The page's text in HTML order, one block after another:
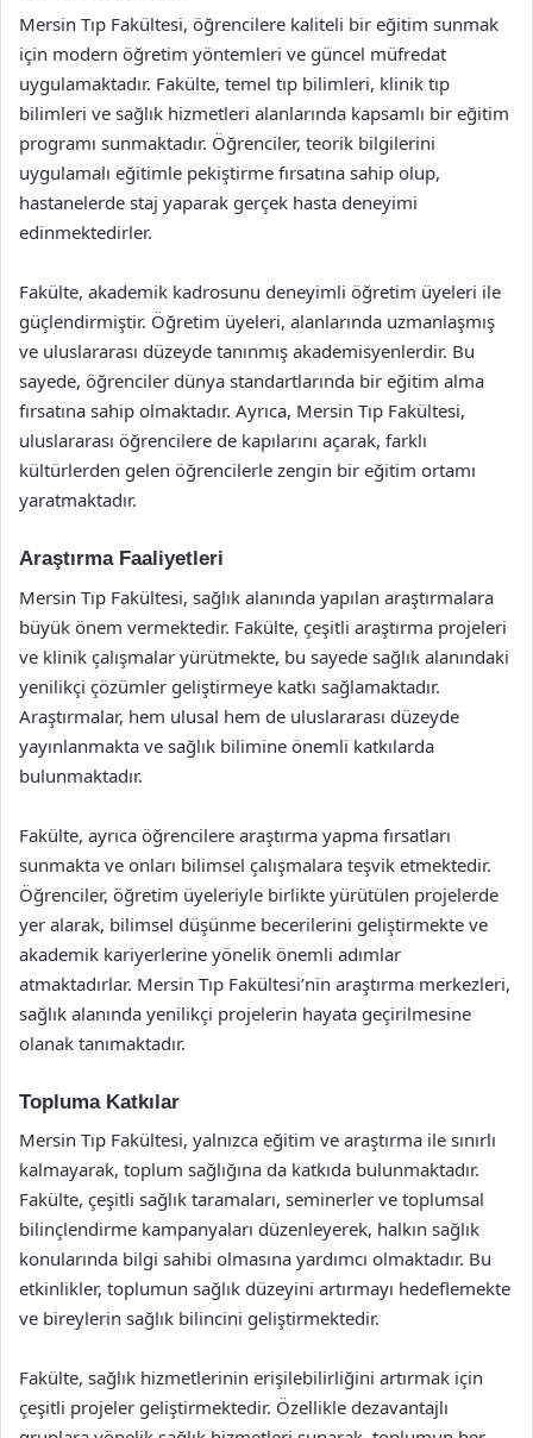
Mersin Tıp Fakültesi, öğrencilere kaliteli bir eğitim sunmak
için modern öğretim yöntemleri ve güncel müfredat
uygulamaktadır. Fakülte, temel tıp bilimleri, klinik tıp
bilimleri ve sağlık hizmetleri alanlarında kapsamlı bir eğitim
programı sunmaktadır. Öğrenciler, teorik bilgilerini
uygulamalı eğitimle pekiştirme fırsatına sahip olup,
hastanelerde staj yaparak gerçek hasta deneyimi
edinmektedirler.
Fakülte, akademik kadrosunu deneyimli öğretim üyeleri ile
güçlendirmiştir. Öğretim üyeleri, alanlarında uzmanlaşmış
ve uluslararası düzeyde tanınmış akademisyenlerdir. Bu
sayede, öğrenciler dünya standartlarında bir eğitim alma
fırsatına sahip olmaktadır. Ayrıca, Mersin Tıp Fakültesi,
uluslararası öğrencilere de kapılarını açarak, farklı
kültürlerden gelen öğrencilerle zengin bir eğitim ortamı
yaratmaktadır.
Araştırma Faaliyetleri
Mersin Tıp Fakültesi, sağlık alanında yapılan araştırmalara
büyük önem vermektedir. Fakülte, çeşitli araştırma projeleri
ve klinik çalışmalar yürütmekte, bu sayede sağlık alanındaki
yenilikçi çözümler geliştirmeye katkı sağlamaktadır.
Araştırmalar, hem ulusal hem de uluslararası düzeyde
yayınlanmakta ve sağlık bilimine önemli katkılarda
bulunmaktadır.
Fakülte, ayrıca öğrencilere araştırma yapma fırsatları
sunmakta ve onları bilimsel çalışmalara teşvik etmektedir.
Öğrenciler, öğretim üyeleriyle birlikte yürütülen projelerde
yer alarak, bilimsel düşünme becerilerini geliştirmekte ve
akademik kariyerlerine yönelik önemli adımlar
atmaktadırlar. Mersin Tıp Fakültesi’nin araştırma merkezleri,
sağlık alanında yenilikçi projelerin hayata geçirilmesine
olanak tanımaktadır.
Topluma Katkılar
Mersin Tıp Fakültesi, yalnızca eğitim ve araştırma ile sınırlı
kalmayarak, toplum sağlığına da katkıda bulunmaktadır.
Fakülte, çeşitli sağlık taramaları, seminerler ve toplumsal
bilinçlendirme kampanyaları düzenleyerek, halkın sağlık
konularında bilgi sahibi olmasına yardımcı olmaktadır. Bu
etkinlikler, toplumun sağlık düzeyini artırmayı hedeflemekte
ve bireylerin sağlık bilincini geliştirmektedir.
Fakülte, sağlık hizmetlerinin erişilebilirliğini artırmak için
çeşitli projeler geliştirmektedir. Özellikle dezavantajlı